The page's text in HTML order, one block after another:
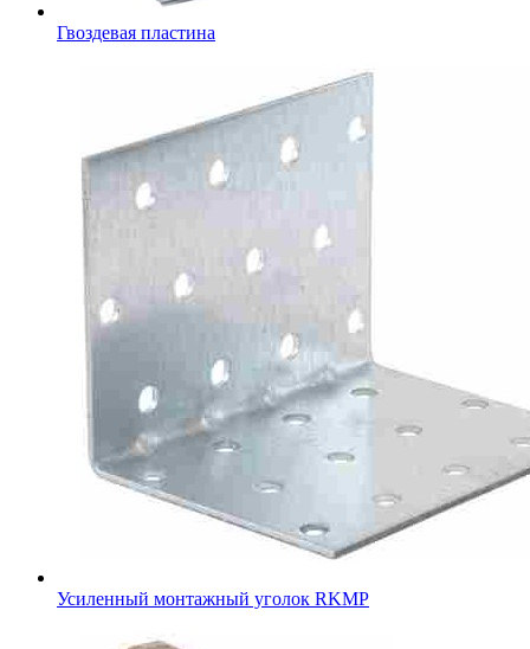
Гвоздевая пластина
Усиленный монтажный уголок RKMР